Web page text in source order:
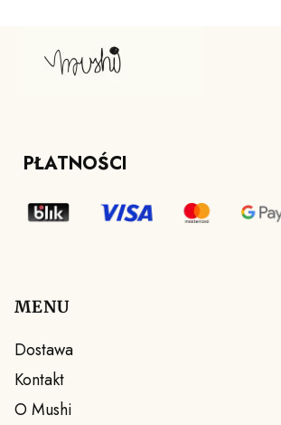
PŁATNOŚCI
Linki w stopce
MENU
Dostawa
Kontakt
O Mushi